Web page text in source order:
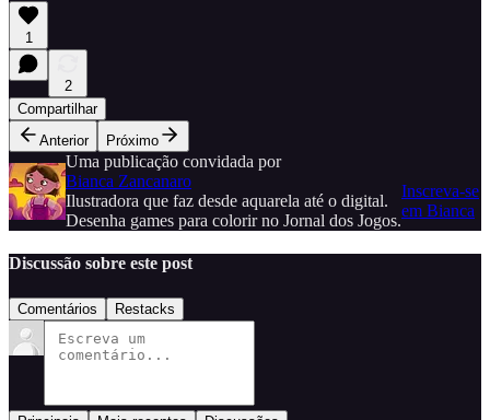
1
2
Compartilhar
Anterior
Próximo
Uma publicação convidada por
Bianca Zancanaro
Ilustradora que faz desde aquarela até o digital.
Desenha games para colorir no Jornal dos Jogos.
Inscreva-se
em Bianca
Discussão sobre este post
Comentários Restacks